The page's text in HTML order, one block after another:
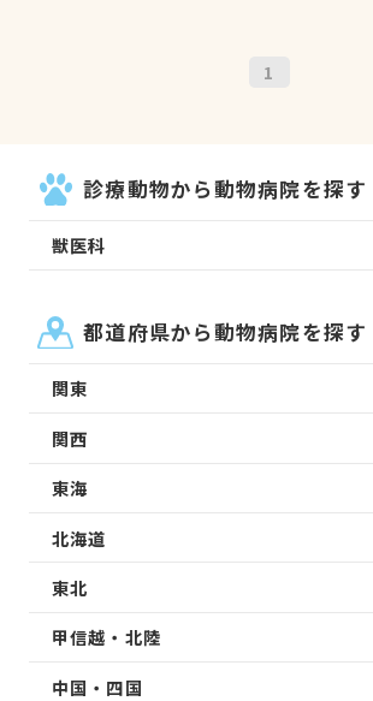
1
診療動物から動物病院を探す
獣医科
都道府県から動物病院を探す
関東
関西
東海
北海道
東北
甲信越・北陸
中国・四国